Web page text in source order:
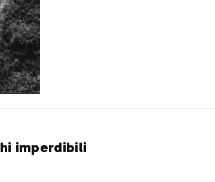
imperdibili